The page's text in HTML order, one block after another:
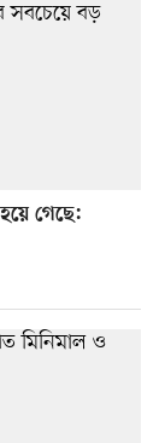
গেছে: